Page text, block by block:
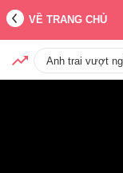
VỀ TRANG CHỦ
Anh trai vượt